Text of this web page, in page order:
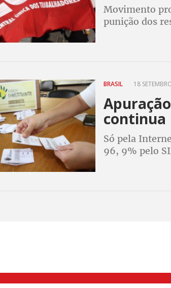
Movimento
punição dos
BRASIL 18
continua
Só pela
96, 9% pelo